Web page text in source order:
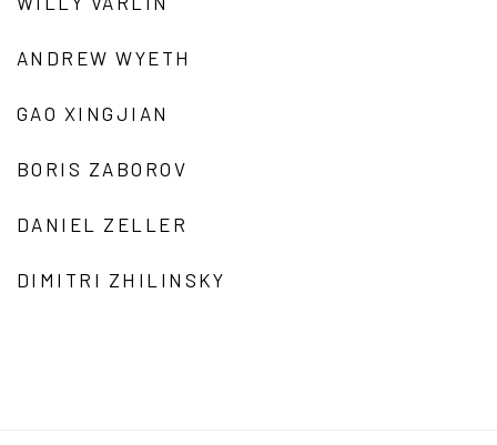
ANDREW WYETH
GAO XINGJIAN
BORIS ZABOROV
DANIEL ZELLER
DIMITRI ZHILINSKY